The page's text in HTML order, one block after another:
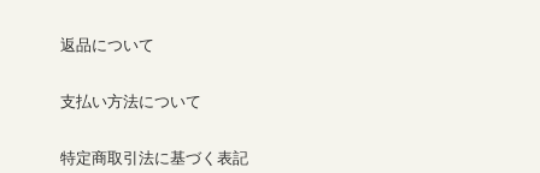
返品について
支払い方法について
特定商取引法に基づく表記